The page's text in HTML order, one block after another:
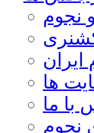
نجوم
ها
با ما
نجوم